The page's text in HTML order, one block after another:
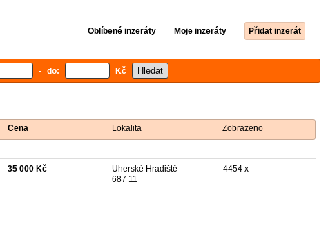
Oblíbené inzeráty Moje inzeráty Přidat inzerát
- do: Kč
Cena Lokalita Zobrazeno
35 000 Kč
Uherské Hradiště
687 11
4454 x